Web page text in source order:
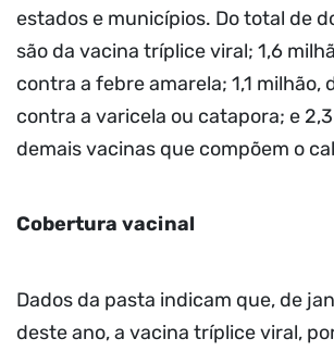
estados e municípios. Do total de
são da vacina tríplice viral; 1,6
contra a febre amarela; 1,1 milhão,
contra a varicela ou catapora; e
demais vacinas que compõem o
Cobertura vacinal
Dados da pasta indicam que, de
deste ano, a vacina tríplice viral,